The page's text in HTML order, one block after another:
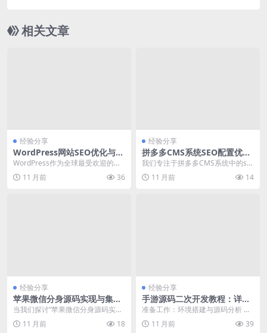
相关文章
经验分享
WordPress网站SEO优化与百
度搜索引擎排名提升
WordPress作为全球最受欢迎的内
容管理系统之一，其seo优化能力备
受关注。...
11 月前 36
经验分享
拼多多CMS系统SEO配置优化
与性能提升实践
我们专注于拼多多CMS系统中的se
o配置优化与性能提升，通过深入分
析官方文档与社...
11 月前 14
经验分享
苹果微信分身源码实现与集成
API开发
当我们探讨“苹果微信分身源码实现
与集成API开发”这一主题时，我们
主要关注的是如...
11 月前 18
经验分享
手游源码二次开发教程：详解
已有源码修改与定制化实现
准备工作：环境搭建与源码分析 在
进行手游源码二次开发前，确保已
搭建好稳定开发环境...
11 月前 39